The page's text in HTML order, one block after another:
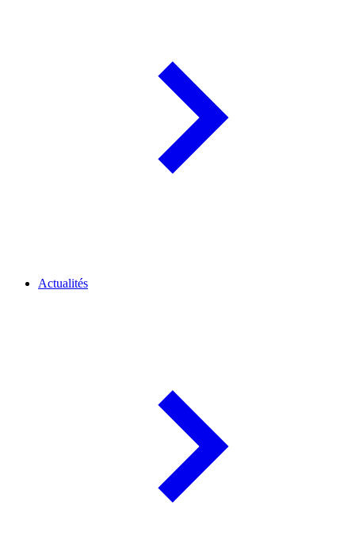
Actualités